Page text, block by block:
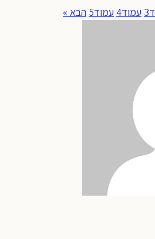
3 עמוד4 עמוד5 הבא »